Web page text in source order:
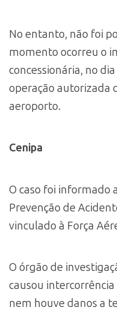
No entanto, não foi
momento ocorreu o
concessionária, no
operação autorizada
aeroporto.
Cenipa
O caso foi informado
Prevenção de
vinculado à Força
O órgão de
causou
nem houve danos a